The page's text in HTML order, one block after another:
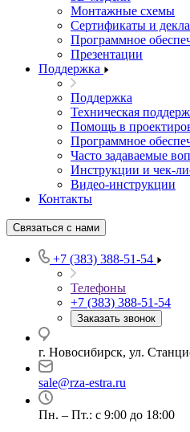
Монтажные схемы
Сертификаты и
Программное
Презентации
Поддержка
Поддержка
Техническая
Помощь в
Программное
Часто задаваемые
Инструкции и чек-
Видео-инструкции
Контакты
Связаться с нами
+7 (383) 388-51-54
Телефоны
+7 (383) 388-51-54
Заказать звонок
г. Новосибирск, ул.
sale@rza-estra.ru
Пн. – Пт.: с 9:00 до 18:00